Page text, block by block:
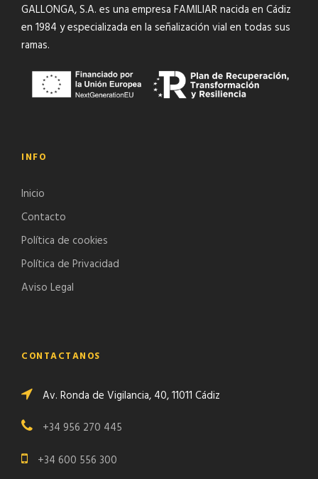
GALLONGA, S.A. es una empresa FAMILIAR nacida en Cádiz
en 1984 y especializada en la señalización vial en todas sus
ramas.
INFO
Inicio
Contacto
Política de cookies
Política de Privacidad
Aviso Legal
CONTACTANOS
Av. Ronda de Vigilancia, 40, 11011 Cádiz
+34 956 270 445
+34 600 556 300